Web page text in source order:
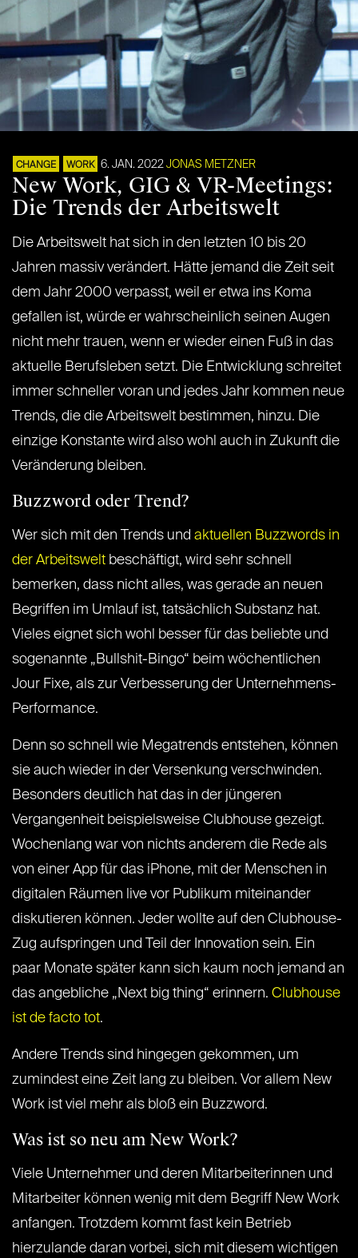
CHANGE WORK 6. JAN. 2022 JONAS METZNER
New Work, GIG & VR-Meetings:
Die Trends der Arbeitswelt
Die Arbeitswelt hat sich in den letzten 10 bis 20
Jahren massiv verändert. Hätte jemand die Zeit seit
dem Jahr 2000 verpasst, weil er etwa ins Koma
gefallen ist, würde er wahrscheinlich seinen Augen
nicht mehr trauen, wenn er wieder einen Fuß in das
aktuelle Berufsleben setzt. Die Entwicklung schreitet
immer schneller voran und jedes Jahr kommen neue
Trends, die die Arbeitswelt bestimmen, hinzu. Die
einzige Konstante wird also wohl auch in Zukunft die
Veränderung bleiben.
Buzzword oder Trend?
Wer sich mit den Trends und aktuellen Buzzwords in
der Arbeitswelt beschäftigt, wird sehr schnell
bemerken, dass nicht alles, was gerade an neuen
Begriffen im Umlauf ist, tatsächlich Substanz hat.
Vieles eignet sich wohl besser für das beliebte und
sogenannte „Bullshit-Bingo“ beim wöchentlichen
Jour Fixe, als zur Verbesserung der Unternehmens-
Performance.
Denn so schnell wie Megatrends entstehen, können
sie auch wieder in der Versenkung verschwinden.
Besonders deutlich hat das in der jüngeren
Vergangenheit beispielsweise Clubhouse gezeigt.
Wochenlang war von nichts anderem die Rede als
von einer App für das iPhone, mit der Menschen in
digitalen Räumen live vor Publikum miteinander
diskutieren können. Jeder wollte auf den Clubhouse-
Zug aufspringen und Teil der Innovation sein. Ein
paar Monate später kann sich kaum noch jemand an
das angebliche „Next big thing“ erinnern. Clubhouse
ist de facto tot.
Andere Trends sind hingegen gekommen, um
zumindest eine Zeit lang zu bleiben. Vor allem New
Work ist viel mehr als bloß ein Buzzword.
Was ist so neu am New Work?
Viele Unternehmer und deren Mitarbeiterinnen und
Mitarbeiter können wenig mit dem Begriff New Work
anfangen. Trotzdem kommt fast kein Betrieb
hierzulande daran vorbei, sich mit diesem wichtigen